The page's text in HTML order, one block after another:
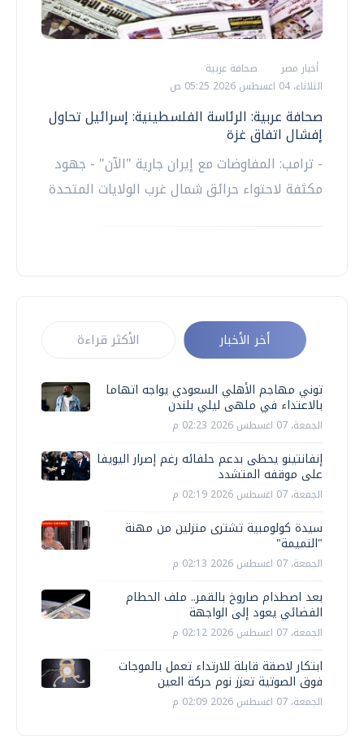
أخبار مصر
صحافة عربية
الثلاثاء، 04 اغسطس 2026 05:25 ص
صحافة عربية: الرئاسة الفلسطينية: إسرائيل تحاول
إفشال اتفاق غزة
- ترامب: المفاوضات مع إيران جارية "الآن" - جهود
مكثفة لاحتواء حرائق شمال غرب الولايات المتحدة
أخر الأخبار الأكثر قراءة
توني مهاجم الأهلي السعودي يواجه اتهاما
بالاعتداء في ملهى ليلي بلندن
الجمعة، 07 اغسطس 2026 02:23 م
إنفانتينو يحظى بدعم حلفائه رغم إصرار اليويفا
على موقفه المتشدد
الجمعة، 07 اغسطس 2026 02:19 م
سيدة كولومبية تشترى منزلين من مهنة
"النميمة"
الجمعة، 07 اغسطس 2026 02:13 م
بعد اصطدام صاروخ بالقمر.. ملف الحطام
الفضائي يعود إلى الواجهة
الجمعة، 07 اغسطس 2026 02:12 م
ابتكار لاصقة قابلة للارتداء تعمل بالموجات
فوق الصوتية تعزز نوم حركة العين
الجمعة، 07 اغسطس 2026 02:09 م